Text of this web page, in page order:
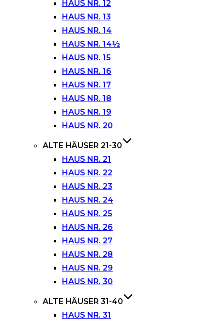
HAUS NR. 12
HAUS NR. 13
HAUS NR. 14
HAUS NR. 14½
HAUS NR. 15
HAUS NR. 16
HAUS NR. 17
HAUS NR. 18
HAUS NR. 19
HAUS NR. 20
ALTE HÄUSER 21-30
HAUS NR. 21
HAUS NR. 22
HAUS NR. 23
HAUS NR. 24
HAUS NR. 25
HAUS NR. 26
HAUS NR. 27
HAUS NR. 28
HAUS NR. 29
HAUS NR. 30
ALTE HÄUSER 31-40
HAUS NR. 31